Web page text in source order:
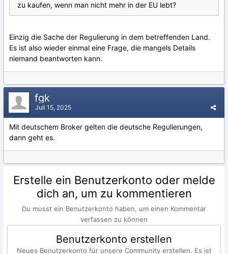
zu kaufen, wenn man nicht mehr in der EU lebt?
Einzig die Sache der Regulierung in dem betreffenden Land.
Es ist also wieder einmal eine Frage, die mangels Details
niemand beantworten kann.
fgk
Juli 15, 2025
Mit deutschem Broker gelten die deutsche Regulierungen,
dann geht es.
Erstelle ein Benutzerkonto oder melde
dich an, um zu kommentieren
Du musst ein Benutzerkonto haben, um einen Kommentar
verfassen zu können
Benutzerkonto erstellen
Neues Benutzerkonto für unsere Community erstellen. Es ist